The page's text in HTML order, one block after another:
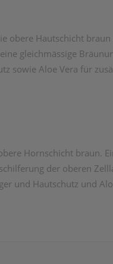
obere Hautschicht
gleichmässige
sowie Aloe Vera für
Hornschicht braun.
der oberen
und Hautschutz und